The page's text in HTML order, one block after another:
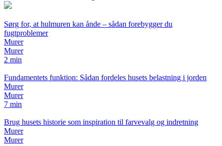
Sørg for, at hulmuren kan ånde – sådan forebygger du
fugtproblemer
Murer
Murer
2 min
Fundamentets funktion: Sådan fordeles husets belastning i jorden
Murer
Murer
7 min
Brug husets historie som inspiration til farvevalg og indretning
Murer
Murer